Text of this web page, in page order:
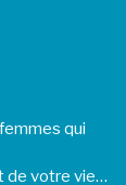
qui
de votre vie…